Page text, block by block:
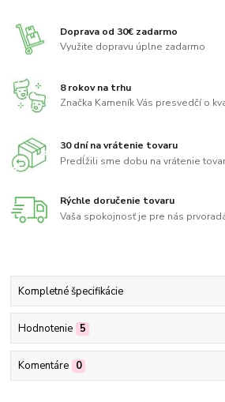
Doprava od 30€ zadarmo
Využite dopravu úplne zadarmo
8 rokov na trhu
Značka Kameník Vás presvedčí o
30 dní na vrátenie tovaru
Predĺžili sme dobu na vrátenie
Rýchle doručenie tovaru
Vaša spokojnosť je pre nás
Kompletné špecifikácie
Hodnotenie 5
Komentáre 0